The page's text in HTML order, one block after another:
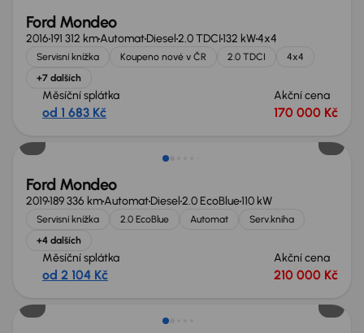
Ford Mondeo
2016191 312 kmAutomatDiesel2.0 TDCI132 kW4x4
Servisní knížka Koupeno nové v ČR 2.0 TDCI
4x4
+7 dalších
Měsíční splátka
od 1 683 Kč
Akční cena
170 000 Kč
Zlevněno o 40 000 Kč
Ford Mondeo
2019189 336 kmAutomatDiesel2.0 EcoBlue110 kW
Servisní knížka 2.0 EcoBlue Automat
Serv.kniha
+4 dalších
Měsíční splátka
od 2 104 Kč
Akční cena
210 000 Kč